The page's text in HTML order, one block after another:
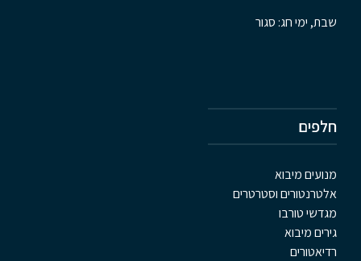
שבת, ימי חג: סגור
חלפים
מנועים מיבוא
אלטרנטורים וסטרטרים
מגדשי טורבו
גירים מיבוא
רדיאטורים